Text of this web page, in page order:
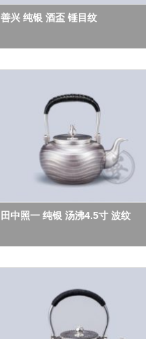
善兴 纯银 酒盃 锤目纹
田中照一 纯银 汤沸4.5寸 波纹